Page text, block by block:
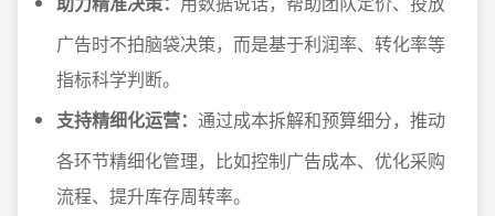
广告时不拍脑袋决策，而是基于利润率、转化率等
指标科学判断。
支持精细化运营： 通过成本拆解和预算细分，推动
各环节精细化管理，比如控制广告成本、优化采购
流程、提升库存周转率。